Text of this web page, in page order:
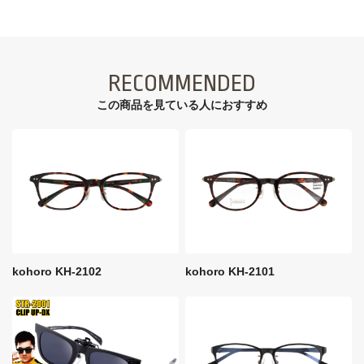
RECOMMENDED
この商品を見ている⼈におすすめ
kohoro KH-2102 kohoro KH-2101